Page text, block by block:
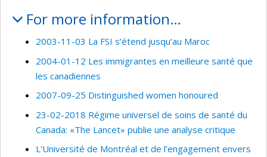
For more information…
2003-11-03 La FSI s’étend jusqu’au Maroc
2004-01-12 Les immigrantes en meilleure santé que
les canadiennes
2007-09-25 Distinguished women honoured
23-02-2018 Régime universel de soins de santé du
Canada: «The Lancet» publie une analyse critique
L'Université de Montréal et de l’engagement envers